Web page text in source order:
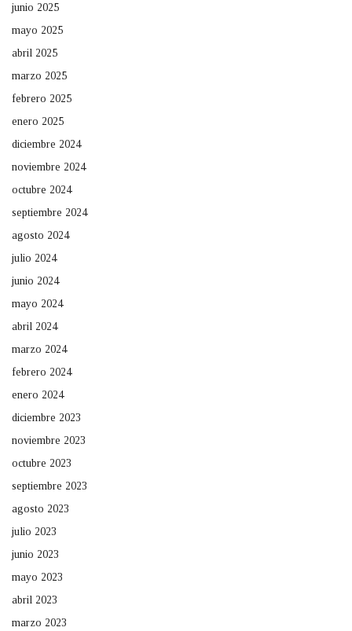
junio 2025
mayo 2025
abril 2025
marzo 2025
febrero 2025
enero 2025
diciembre 2024
noviembre 2024
octubre 2024
septiembre 2024
agosto 2024
julio 2024
junio 2024
mayo 2024
abril 2024
marzo 2024
febrero 2024
enero 2024
diciembre 2023
noviembre 2023
octubre 2023
septiembre 2023
agosto 2023
julio 2023
junio 2023
mayo 2023
abril 2023
marzo 2023